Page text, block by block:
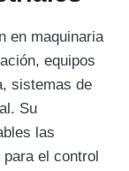
en maquinaria
equipos
sistemas de
Su
las
el control